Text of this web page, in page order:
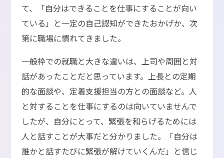
て、「自分はできることを仕事にすることが向い
ている」と一定の自己認知ができたおかげか、次
第に職場に慣れてきました。
一般枠での就職と大きな違いは、上司や周囲と対
話があったことだと思っています。上長との定期
的な面談や、定着支援担当の方との面談など。人
と対することを仕事にするのは向いていませんで
したが、自分にとって、緊張を和らげるためには
人と話すことが大事だと分かりました。「自分は
誰かと話すたびに緊張が解けていくんだ」と信じ